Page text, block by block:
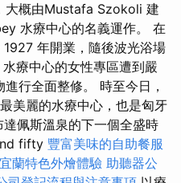
大概由Mustafa Szokoli 建
水療中心的名義運作。 在
年開業，隨後波光浴場
療中心的女性專區遭到嚴
行全面整修。 時至今日，
美麗的水療中心，也是匈牙
佩斯溫泉的下一個全盛時
fifty 豐富美味的自助餐服
宜蘭特色外燴體驗 助聽器公